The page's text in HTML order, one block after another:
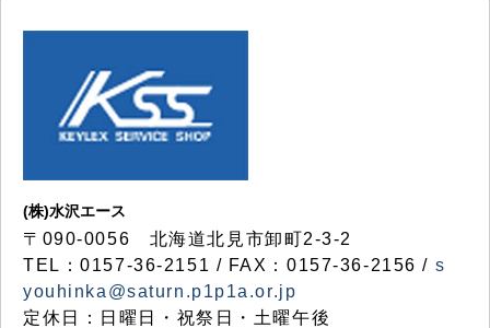
(株)水沢エース
〒090-0056 北海道北見市卸町2-3-2
TEL：0157-36-2151 / FAX：0157-36-2156 / s
youhinka@saturn.p1p1a.or.jp
定休日：日曜日・祝祭日・土曜午後